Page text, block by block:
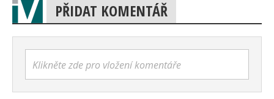
PŘIDAT KOMENTÁŘ
Klikněte zde pro vložení komentáře